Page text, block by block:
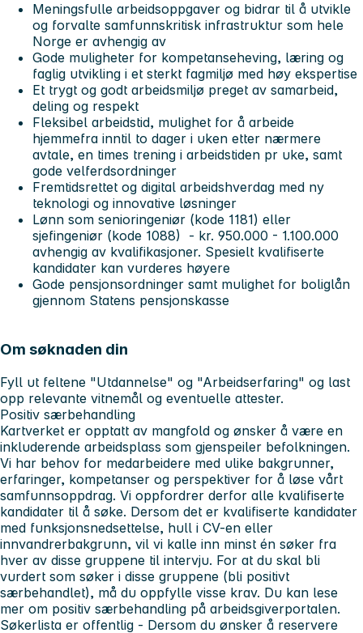
Meningsfulle arbeidsoppgaver og bidrar til å utvikle
og forvalte samfunnskritisk infrastruktur som hele
Norge er avhengig av
Gode muligheter for kompetanseheving, læring og
faglig utvikling i et sterkt fagmiljø med høy ekspertise
Et trygt og godt arbeidsmiljø preget av samarbeid,
deling og respekt
Fleksibel arbeidstid, mulighet for å arbeide
hjemmefra inntil to dager i uken etter nærmere
avtale, en times trening i arbeidstiden pr uke, samt
gode velferdsordninger
Fremtidsrettet og digital arbeidshverdag med ny
teknologi og innovative løsninger
Lønn som senioringeniør (kode 1181) eller
sjefingeniør (kode 1088) - kr. 950.000 - 1.100.000
avhengig av kvalifikasjoner. Spesielt kvalifiserte
kandidater kan vurderes høyere
Gode pensjonsordninger samt mulighet for boliglån
gjennom Statens pensjonskasse
Om søknaden din
Fyll ut feltene "Utdannelse" og "Arbeidserfaring" og last
opp relevante vitnemål og eventuelle attester.
Positiv særbehandling
Kartverket er opptatt av mangfold og ønsker å være en
inkluderende arbeidsplass som gjenspeiler befolkningen.
Vi har behov for medarbeidere med ulike bakgrunner,
erfaringer, kompetanser og perspektiver for å løse vårt
samfunnsoppdrag. Vi oppfordrer derfor alle kvalifiserte
kandidater til å søke. Dersom det er kvalifiserte kandidater
med funksjonsnedsettelse, hull i CV-en eller
innvandrerbakgrunn, vil vi kalle inn minst én søker fra
hver av disse gruppene til intervju. For at du skal bli
vurdert som søker i disse gruppene (bli positivt
særbehandlet), må du oppfylle visse krav. Du kan lese
mer om positiv særbehandling på arbeidsgiverportalen.
Søkerlista er offentlig - Dersom du ønsker å reservere